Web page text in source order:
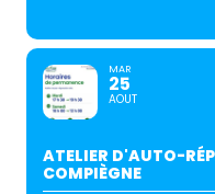
MAR
25
AOUT
ATELIER D'AUTO-
COMPIÈGNE